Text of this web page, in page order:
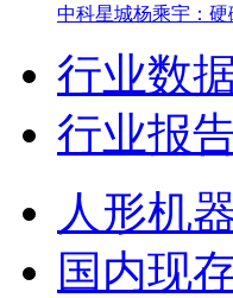
中科星城杨乘宇：
行业数
行业报
人形机
国内现